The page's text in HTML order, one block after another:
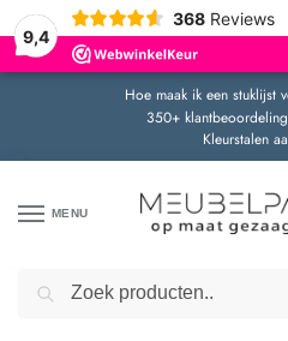
9,4
368 Reviews
Hoe maak ik een stuklijst
350+
Kleurstalen
MENU
Door de bouwvakperiode geldt